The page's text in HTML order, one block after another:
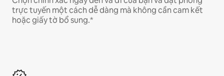
trực tuyến một cách dễ dàng mà không cần cam kết
hoặc giấy tờ bổ sung.*